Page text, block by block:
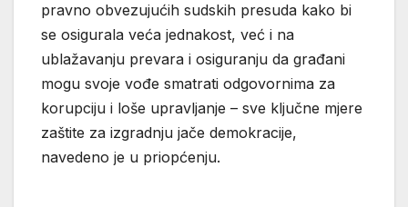
pravno obvezujućih sudskih presuda kako bi
se osigurala veća jednakost, već i na
ublažavanju prevara i osiguranju da građani
mogu svoje vođe smatrati odgovornima za
korupciju i loše upravljanje – sve ključne mjere
zaštite za izgradnju jače demokracije,
navedeno je u priopćenju.